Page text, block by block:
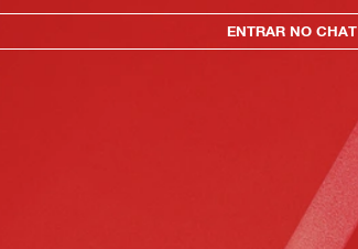
ENTRAR NO CHAT